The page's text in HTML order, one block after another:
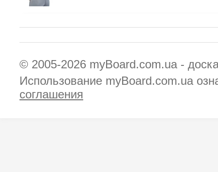
© 2005-2026 myBoard.com.ua -
Использование myBoard.com.ua
соглашения